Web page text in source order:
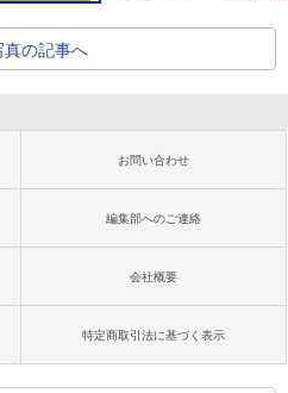
真の記事へ
お問い合わせ
編集部へのご連絡
会社概要
特定商取引法に基づく表示